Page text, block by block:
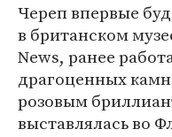
Череп впервые
в британском
News, ранее
драгоценных
розовым
выставлялась во